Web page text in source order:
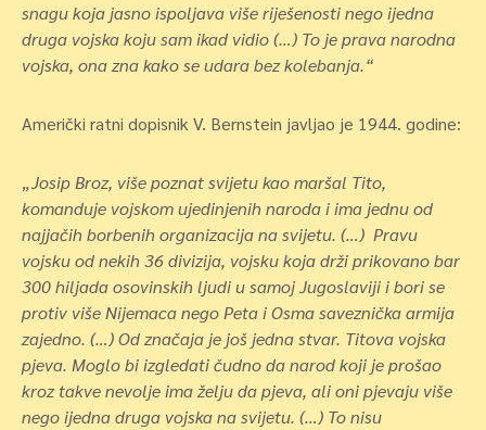
snagu koja jasno ispoljava više riješenosti nego ijedna
druga vojska koju sam ikad vidio (…) To je prava narodna
vojska, ona zna kako se udara bez kolebanja.“
Američki ratni dopisnik V. Bernstein javljao je 1944. godine:
„Josip Broz, više poznat svijetu kao maršal Tito,
komanduje vojskom ujedinjenih naroda i ima jednu od
najjačih borbenih organizacija na svijetu. (…) Pravu
vojsku od nekih 36 divizija, vojsku koja drži prikovano bar
300 hiljada osovinskih ljudi u samoj Jugoslaviji i bori se
protiv više Nijemaca nego Peta i Osma saveznička armija
zajedno. (…) Od značaja je još jedna stvar. Titova vojska
pjeva. Moglo bi izgledati čudno da narod koji je prošao
kroz takve nevolje ima želju da pjeva, ali oni pjevaju više
nego ijedna druga vojska na svijetu. (…) To nisu